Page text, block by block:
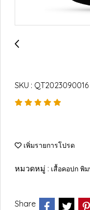
SKU : QT2023090016
เพิ่มรายการโปรด
หมวดหมู่ : เสื้อคอปก พิ
Share